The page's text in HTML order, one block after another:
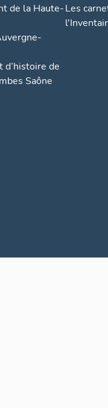
de la Haute-
d’histoire de
Saône
Les